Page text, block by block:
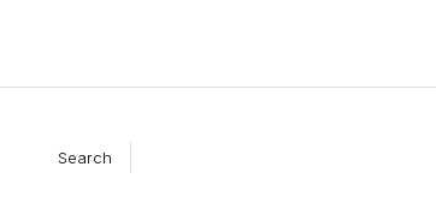
Search